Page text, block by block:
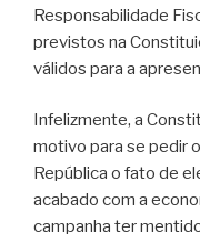
Responsabilidade
previstos na
válidos para a
Infelizmente, a
motivo para se pedir
República o fato de
acabado com a
campanha ter